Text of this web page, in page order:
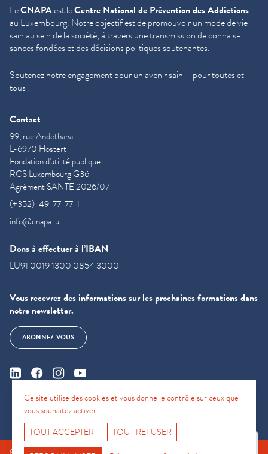
Fro No
LeCNAPAest leCentre National de Prévention des Addictions
au Luxembourg. Notre objectif est de promouvoir un mode de vie
sain au sein de la société, à travers une trans­mis­sion de con­nais­
sances fondées et des décisions politiques soutenantes.
Soutenez notre engagement pour un avenir sain – pour toutes et
tous !
Contact
99, rue Andethana
L-6970 Hostert
Fondation d'utilité publique
RCS Luxembourg G36
Agrément SANTE 2026/07
(+352)-49-77-77-1
info@cnapa.lu
Dons à effectuer à l’IBAN
LU91 0019 1300 0854 3000
Vous recevrez des informations sur les prochaines formations dans
notre newsletter.
ABONNEZ-VOUS
Ce site utilise des cookies et vous donne le contrôle sur ceux que
vous souhaitez activer
TOUT ACCEPTER
TOUT REFUSER